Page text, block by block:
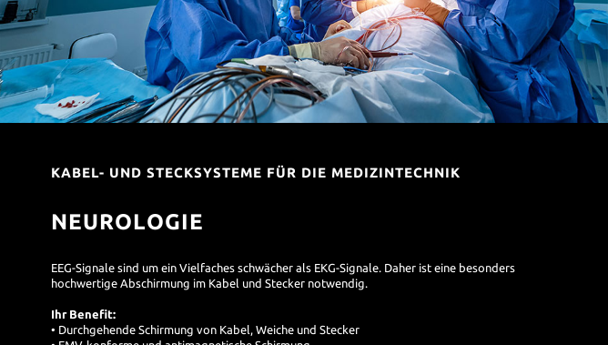
KABEL- UND STECKSYSTEME FÜR DIE MEDIZINTECHNIK
NEUROLOGIE
EEG-Signale sind um ein Vielfaches schwächer als EKG-Signale. Daher ist eine besonders
hochwertige Abschirmung im Kabel und Stecker notwendig.
Ihr Benefit:
• Durchgehende Schirmung von Kabel, Weiche und Stecker